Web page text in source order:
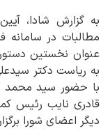
به گزارش شادا،
مطالبات در سامانه
عنوان نخستین
به ریاست دکتر
با حضور سید محمد
قادری نایب رئیس
دیگر اعضای شورا